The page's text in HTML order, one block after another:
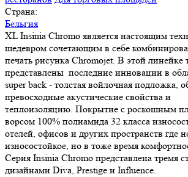
Страна:
Бельгия
XL Insinia Chromo является настоящим
шедевром сочетающим в себе
печать рисунка Chromojet. В этой линейке
представлены последние инновации в
super back - толстая войлочная подложка,
превосходные акустические свойства и
теплоизоляцию. Покрытие с роскошным
ворсом 100% полиамида 32 класса
отелей, офисов и других пространств где
износостойкое, но в тоже время
Серия Insinia Chromo представлена тремя
дизайнами Diva, Prestige и Influence.